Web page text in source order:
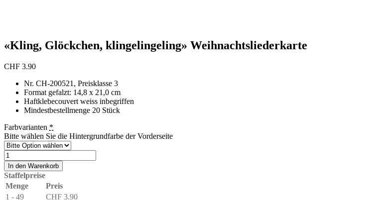
«Kling, Glöckchen, klingelingeling» Weihnachtsliederkarte
CHF 3.90
Nr. CH-200521, Preisklasse 3
Format gefalzt: 14,8 x 21,0 cm
Haftklebecouvert weiss inbegriffen
Mindestbestellmenge 20 Stück
Farbvarianten *
Bitte wählen Sie die Hintergrundfarbe der Vorderseite
«Kling,
Glöckchen,
klingelingeling»
Weihnachtsliederkarte
Menge
In den Warenkorb
Staffelpreise
Menge
Preis
1 - 49
CHF 3.90